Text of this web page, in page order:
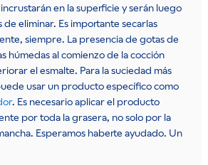
en la superficie y serán luego
de eliminar. Es importante secarlas
siempre. La presencia de gotas de
húmedas al comienzo de la cocción
el esmalte. Para la suciedad más
usar un producto específico como
. Es necesario aplicar el producto
por toda la grasera, no solo por la
Esperamos haberte ayudado. Un